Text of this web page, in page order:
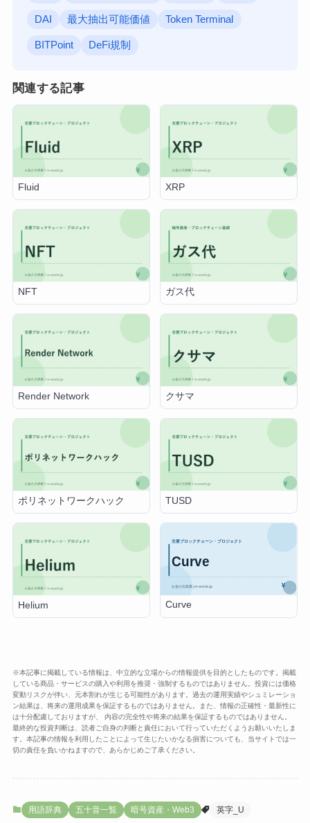
DAI 最大抽出可能価値 Token Terminal
BITPoint DeFi規制
関連する記事
Fluid XRP
NFT ガス代
Render Network クサマ
ポリネットワークハック TUSD
Helium Curve
※本記事に掲載している情報は、中立的な立場からの情報提供を目的としたものです。掲載
している商品・サービスの購入や利用を推奨・強制するものではありません。投資には価格
変動リスクが伴い、元本割れが生じる可能性があります。過去の運用実績やシュミレーショ
ン結果は、将来の運用成果を保証するものではありません。また、情報の正確性・最新性に
は十分配慮しておりますが、 内容の完全性や将来の結果を保証するものではありません。
最終的な投資判断は、読者ご自身の判断と責任において行っていただくようお願いいたしま
す。本記事の情報を利用したことによって生じたいかなる損害についても、当サイトでは一
切の責任を負いかねますので、あらかじめご了承ください。
用語辞典 五十音一覧 暗号資産・Web3 英字_U